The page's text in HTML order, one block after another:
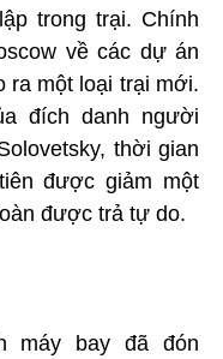
trong trại. Chính
về các dự án
ra một loại trại mới.
đích danh người
thời gian
được giảm một
được trả tự do.
máy bay đã đón